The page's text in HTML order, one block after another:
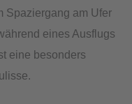
Spaziergang am Ufer
eines Ausflugs
eine besonders